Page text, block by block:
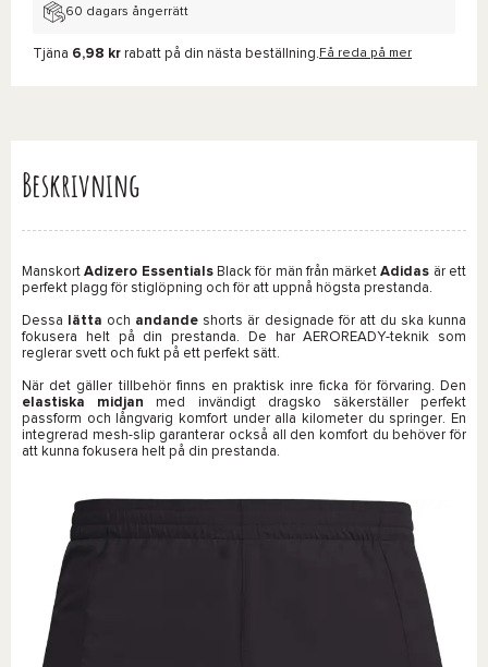
60 dagars ångerrätt
Tjäna 6,98 kr rabatt på din nästa beställning. Få reda på mer
Beskrivning
ManskortAdizero EssentialsBlack för män från märketAdidas är ett
perfekt plagg för stiglöpning och för att uppnå högsta prestanda.
Dessa lätta och andande shorts är designade för att du ska kunna
fokusera helt på din prestanda. De har AEROREADY-teknik som
reglerar svett och fukt på ett perfekt sätt.
När det gäller tillbehör finns en praktisk inre ficka för förvaring. Den
elastiska midjan med invändigt dragsko säkerställer perfekt
passform och långvarig komfort under alla kilometer du springer. En
integrerad mesh-slip garanterar också all den komfort du behöver för
att kunna fokusera helt på din prestanda.